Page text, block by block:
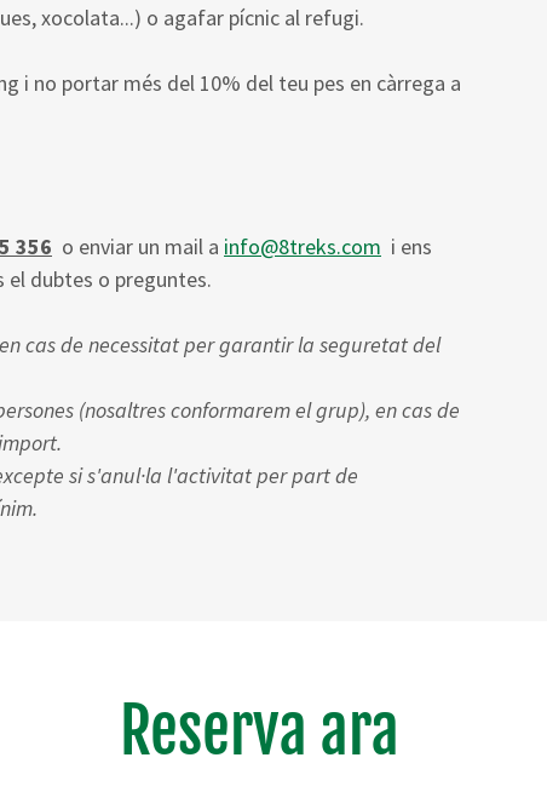
xocolata...) o agafar pícnic al refugi.
i no portar més del 10% del teu pes en càrrega a
356 o enviar un mail a info@8treks.com i ens
dubtes o preguntes.
cas de necessitat per garantir la seguretat del
(nosaltres conformarem el grup), en cas de
si s'anul·la l'activitat per part de
Reserva ara